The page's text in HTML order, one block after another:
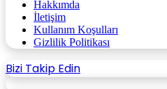
Hakkımda
İletişim
Kullanım Koşulları
Gizlilik Politikası
Bizi Takip Edin